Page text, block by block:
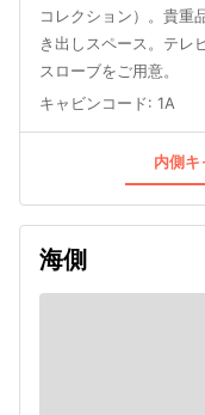
コレクション）。貴重
き出しスペース。テレ
スローブをご用意。
キャビンコード: 1A
内側キ
海側